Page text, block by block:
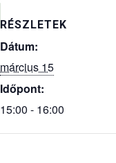
RÉSZLETEK
Dátum:
március 15
Időpont:
15:00 - 16:00